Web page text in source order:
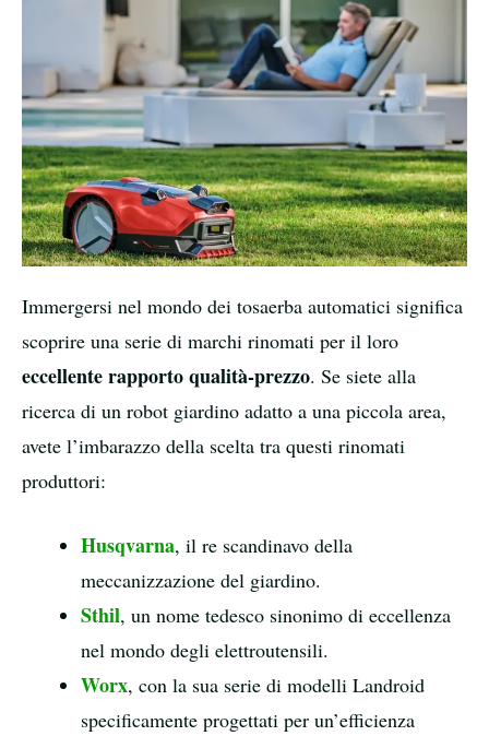
Immergersi nel mondo dei tosaerba automatici significa
scoprire una serie di marchi rinomati per il loro
eccellente rapporto qualità-prezzo. Se siete alla
ricerca di un robot giardino adatto a una piccola area,
avete l’imbarazzo della scelta tra questi rinomati
produttori:
Husqvarna, il re scandinavo della
meccanizzazione del giardino.
Sthil, un nome tedesco sinonimo di eccellenza
nel mondo degli elettroutensili.
Worx, con la sua serie di modelli Landroid
specificamente progettati per un’efficienza